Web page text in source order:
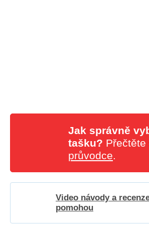
Jak správně
tašku?
průvodce.
Video návody a
pomohou